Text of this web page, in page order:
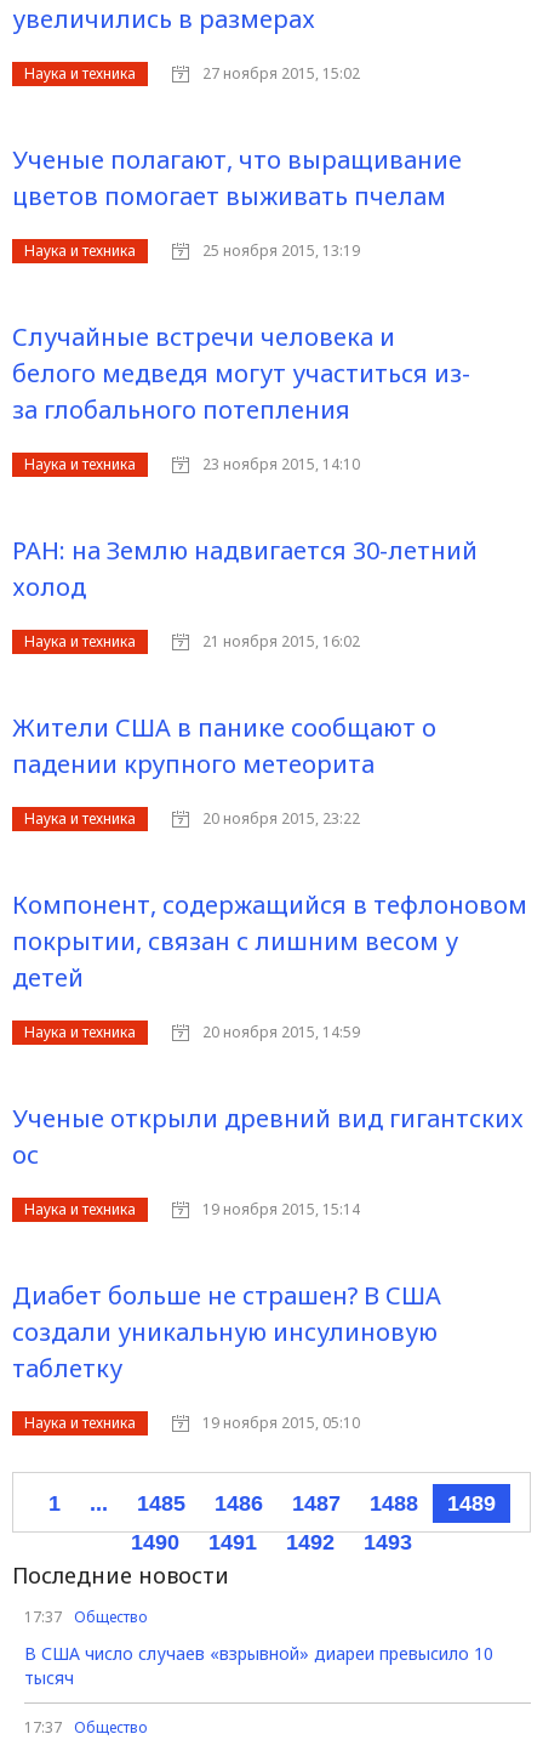
увеличились в размерах
Наука и техника 27 ноября 2015, 15:02
Ученые полагают, что выращивание
цветов помогает выживать пчелам
Наука и техника 25 ноября 2015, 13:19
Случайные встречи человека и
белого медведя могут участиться из-
за глобального потепления
Наука и техника 23 ноября 2015, 14:10
РАН: на Землю надвигается 30-летний
холод
Наука и техника 21 ноября 2015, 16:02
Жители США в панике сообщают о
падении крупного метеорита
Наука и техника 20 ноября 2015, 23:22
Компонент, содержащийся в тефлоновом
покрытии, связан с лишним весом у
детей
Наука и техника 20 ноября 2015, 14:59
Ученые открыли древний вид гигантских
ос
Наука и техника 19 ноября 2015, 15:14
Диабет больше не страшен? В США
создали уникальную инсулиновую
таблетку
Наука и техника 19 ноября 2015, 05:10
1 ... 1485 1486 1487 1488
1489
1490
1491 1492 1493
Последние новости
17:37 Общество
В США число случаев «взрывной» диареи превысило 10
тысяч
17:37 Общество